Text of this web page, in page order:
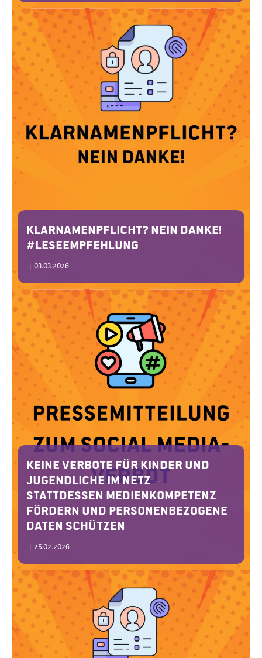
Klarnamenpflicht? Nein Danke!
#Leseempfehlung
| 03.03.2026
Keine Verbote für Kinder und
Jugendliche im Netz –
Stattdessen Medienkompetenz
fördern und personenbezogene
Daten schützen
| 25.02.2026